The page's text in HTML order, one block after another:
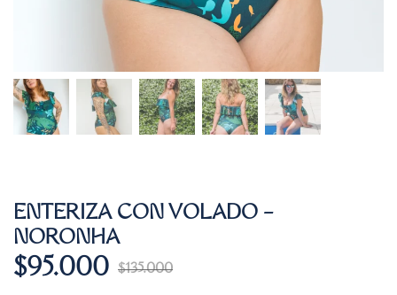
ENTERIZA CON VOLADO –
NORONHA
$135.000
$95.000